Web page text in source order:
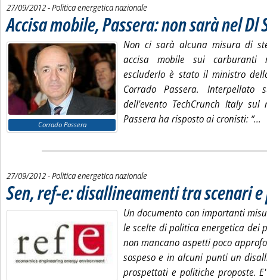
27/09/2012- Politica energetica nazionale
Accisa mobile, Passera: non sarà nel Dl
Corrado Passera
Non ci sarà alcuna misura di
accisa mobile sui carburanti
escluderlo è stato il ministro
Corrado Passera.
dell'evento TechCrunch Italy
Passera ha risposto ai cronisti: “...
27/09/2012- Politica energetica nazionale
Sen, ref-e: disallineamenti tra scenari
Un documento con importanti
le scelte di politica energetica dei
non mancano aspetti poco
sospeso e in alcuni punti un
prospettati e politiche proposte.